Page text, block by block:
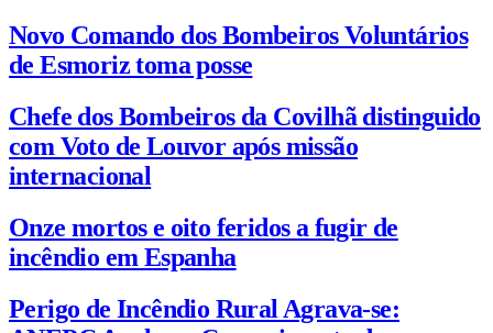
Novo Comando dos Bombeiros Voluntários
de Esmoriz toma posse
Chefe dos Bombeiros da Covilhã distinguido
com Voto de Louvor após missão
internacional
Onze mortos e oito feridos a fugir de
incêndio em Espanha
Perigo de Incêndio Rural Agrava-se: